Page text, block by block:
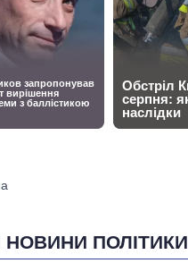
НОВИНИ ПОЛІТИКИ